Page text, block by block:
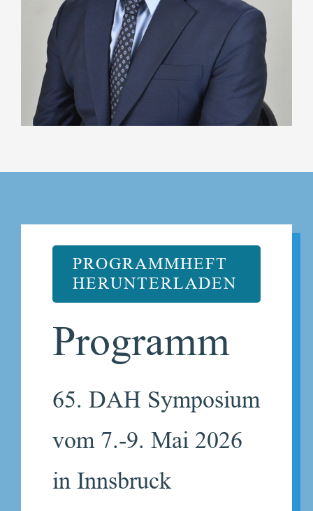
PROGRAMMHEFT
HERUNTERLADEN
Programm
65. DAH Symposium
vom 7.-9. Mai 2026
in Innsbruck